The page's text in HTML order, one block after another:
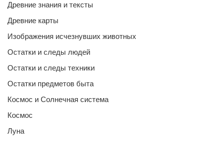
Древние знания и тексты
Древние карты
Изображения исчезнувших животных
Остатки и следы людей
Остатки и следы техники
Остатки предметов быта
Космос и Солнечная система
Космос
Луна